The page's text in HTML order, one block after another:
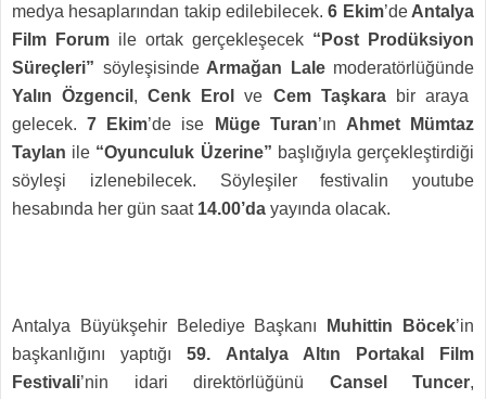
medya hesaplarından takip edilebilecek.6 Ekim’deAntalya
Film Forum ile ortak gerçekleşecek “Post Prodüksiyon
Süreçleri” söyleşisindeArmağan Lale moderatörlüğünde
Yalın Özgencil , Cenk Erolve Cem Taşkara
bir araya
gelecek.7 Ekim’de ise Müge Turan’ın Ahmet Mümtaz
Taylan ile “Oyunculuk Üzerine” başlığıyla gerçekleştirdiği
söyleşi izlenebilecek. Söyleşiler festivalin youtube
hesabında her gün saat 14.00’da yayında olacak.
Antalya Büyükşehir Belediye Başkanı Muhittin Böcek’in
başkanlığını yaptığı59. Antalya Altın Portakal Film
Festivali’nin idari direktörlüğünü Cansel Tuncer,